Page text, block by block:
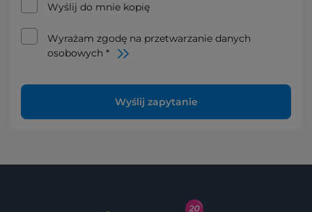
Wyślij do mnie kopię
Wyrażam zgodę na przetwarzanie danych
osobowych *
Wyślij zapytanie